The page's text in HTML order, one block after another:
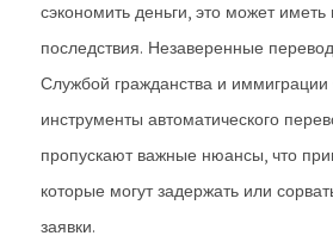
сэкономить деньги, это может
последствия. Незаверенные
Службой гражданства и
инструменты автоматического
пропускают важные нюансы, что
которые могут задержать или
заявки.